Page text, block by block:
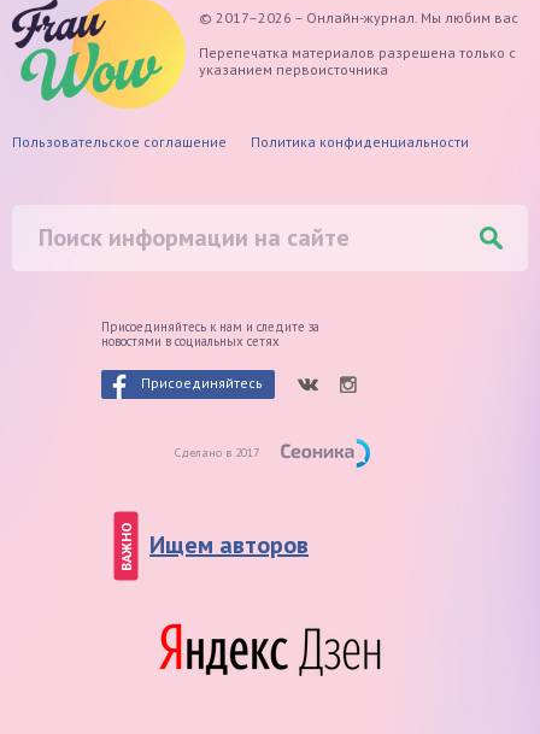
© 2017–2026 – Онлайн-журнал. Мы любим вас
Перепечатка материалов разрешена только с
указанием первоисточника
Пользовательское соглашение Политика конфиденциальности
Присоединяйтесь к нам и следите за
новостями в социальных сетях
Присоединяйтесь
Сделано в 2017
ВАЖНО Ищем авторов